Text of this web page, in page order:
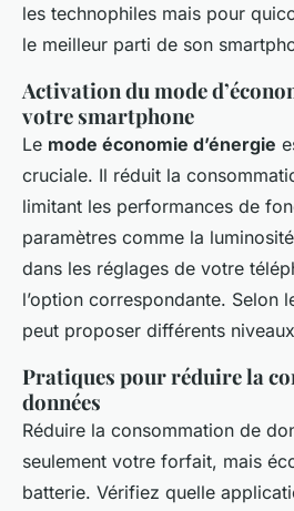
les technophiles mais pour
le meilleur parti de son
Activation du mode
votre smartphone
Le mode économie d’énergie
cruciale. Il réduit la
limitant les performances de
paramètres comme la
dans les réglages de votre
l’option correspondante. Selon
peut proposer différents
Pratiques pour réduire la
données
Réduire la consommation de
seulement votre forfait, mais
batterie. Vérifiez quelle